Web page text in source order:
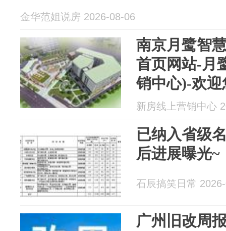
金华范姐说房 2026-08-06
南京月鹭智
首页网站-月
销中心)-欢
格-地址-详
交房时间
新房线上营销中心
已纳入省级
后进展曝光~
石辰搞笑日常
广州旧改周